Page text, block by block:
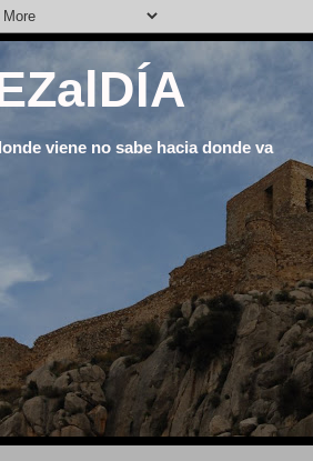
viene no sabe hacia donde va